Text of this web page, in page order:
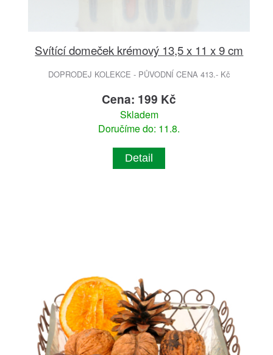
Svítící domeček krémový 13,5 x 11 x 9 cm
DOPRODEJ KOLEKCE - PŮVODNÍ CENA 413.- Kč
Cena: 199 Kč
Skladem
Doručíme do: 11.8.
Detail